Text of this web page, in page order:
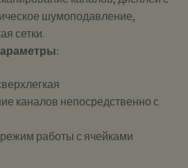
шумоподавление,
сетки.
каналов непосредственно с
работы с ячейками